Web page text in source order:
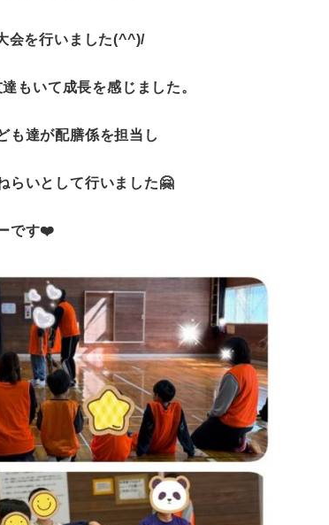
会を行いました(^^)/
もいて成長を感じました。
も達が配膳係を担当し
らいとして行いました🤗
です❤️